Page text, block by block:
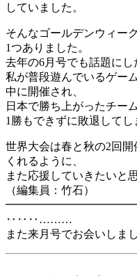
していました。
そんなゴールデンウィー
1つありました。
去年の6月号でも話題にし
私が普段遊んでいるゲー
中に開催され、
日本で勝ち上がったチー
1勝もできずに敗退してし
世界大会は春と秋の2回
くれるように、
また応援していきたいと
（編集員：竹石）
‥‥‥………
また来月号でお会いしま